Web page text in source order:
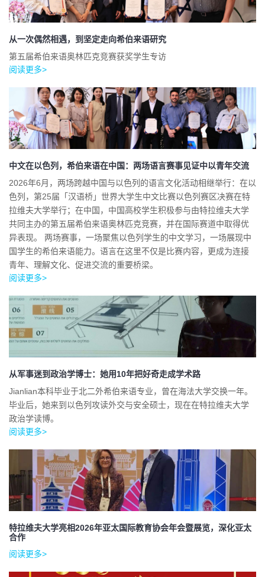
从一次偶然相遇，到坚定走向希伯来语研究
第五届希伯来语奥林匹克竞赛获奖学生专访
阅读更多>
中文在以色列，希伯来语在中国：两场语言赛事见证中以青年交流
2026年6月，两场跨越中国与以色列的语言文化活动相继举行：在以
色列，第25届「汉语桥」世界大学生中文比赛以色列赛区决赛在特
拉维夫大学举行；在中国，中国高校学生积极参与由特拉维夫大学
共同主办的第五届希伯来语奥林匹克竞赛，并在国际赛道中取得优
异表现。 两场赛事，一场聚焦以色列学生的中文学习，一场展现中
国学生的希伯来语能力。语言在这里不仅是比赛内容，更成为连接
青年、理解文化、促进交流的重要桥梁。
阅读更多>
从军事迷到政治学博士：她用10年把好奇走成学术路
Jianlian本科毕业于北二外希伯来语专业，曾在海法大学交换一年。
毕业后，她来到以色列攻读外交与安全硕士，现在在特拉维夫大学
政治学读博。
阅读更多>
特拉维夫大学亮相2026年亚太国际教育协会年会暨展览，深化亚太
合作
阅读更多>